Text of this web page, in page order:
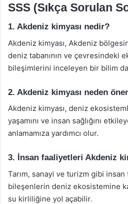
SSS (Sıkça Sorulan
1. Akdeniz kimyası nedir?
Akdeniz kimyası, Akdeniz
deniz tabanının ve çevresindeki
bileşimlerini inceleyen bir bilim
2. Akdeniz kimyası neden
Akdeniz kimyası, deniz
yaşamını ve insan sağlığını
anlamamıza yardımcı olur.
3. İnsan faaliyetleri Akdeniz
Tarım, sanayi ve turizm gibi
bileşenlerin deniz ekosistemine
su kirliliğine yol açabilir.